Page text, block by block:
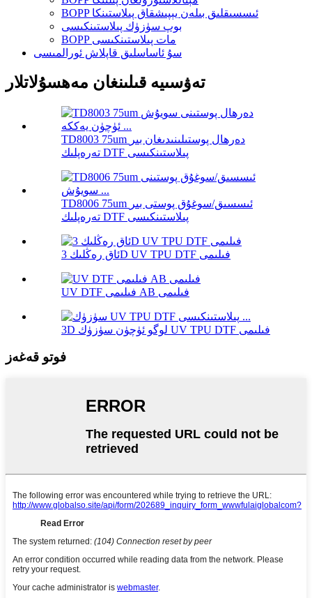
BOPP ئىسسىقلىق بىلەن يېپىشقاق پىلاستىنكا
بوپ سۈزۈك پىلاستىنكىسى
BOPP مات پىلاستىنكىسى
سۇ ئاساسلىق قاپلاش ئورالمىسى
تەۋسىيە قىلىنغان مەھسۇلاتلار
TD8003 75um دەرھال پوستىلىنىدىغان بىر
تەرەپلىك DTF پىلاستىنكىسى
TD8006 75um ئىسسىق/سوغۇق پوستى بىر
تەرەپلىك DTF پىلاستىنكىسى
ئاق رەڭلىك 3D UV TPU DTF فىلىمى
UV DTF فىلىمى AB فىلىمى
3D لوگو ئۈچۈن سۈزۈك UV TPU DTF فىلىمى
فوتو قەغەز